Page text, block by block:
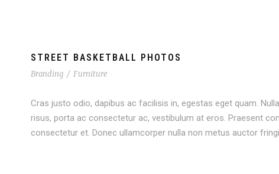
STREET BASKETBALL PHOTOS
Branding / Furniture
Cras justo odio, dapibus ac facilisis in, egestas eget quam.
risus, porta ac consectetur ac, vestibulum at eros. Praesent
consectetur et. Donec ullamcorper nulla non metus auctor